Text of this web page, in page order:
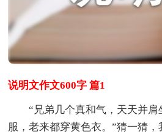
说明文作文600字 篇1
“兄弟几个真和气，天天并肩
服，老来都穿黄色衣。”猜一猜